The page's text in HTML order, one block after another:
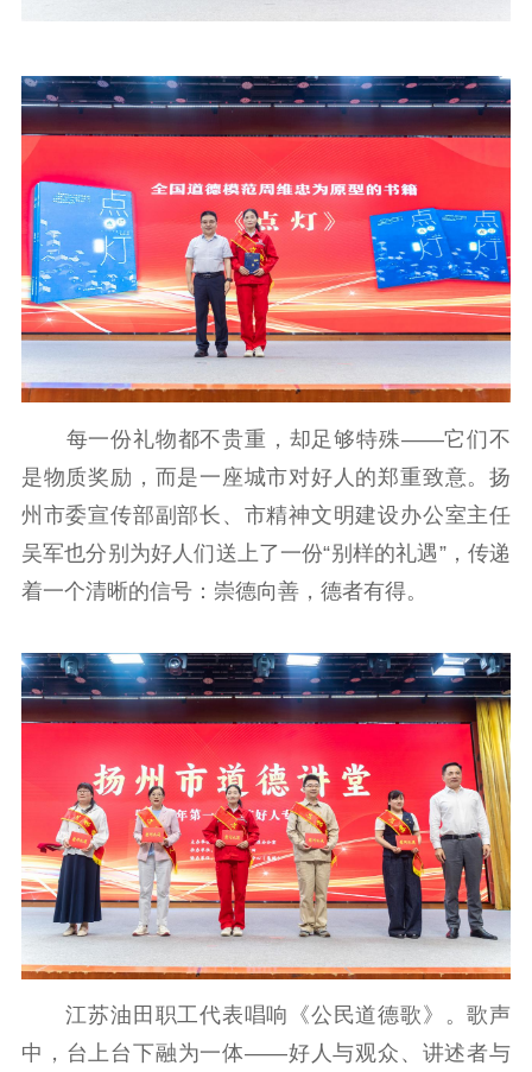
每一份礼物都不贵重，却足够特殊——它们不
是物质奖励，而是一座城市对好人的郑重致意。扬
州市委宣传部副部长、市精神文明建设办公室主任
吴军也分别为好人们送上了一份“别样的礼遇”，传递
着一个清晰的信号：崇德向善，德者有得。
江苏油田职工代表唱响《公民道德歌》。歌声
中，台上台下融为一体——好人与观众、讲述者与